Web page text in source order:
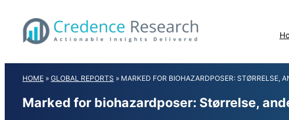
content
HOME » GLOBAL REPORTS » MARKED FOR BIOHAZARDPOSER: STØRRELSE,
Marked for biohazardposer: Størrelse,